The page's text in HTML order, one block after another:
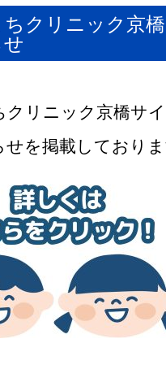
ちクリニック京
クリニック京橋サ
を掲載しておりま